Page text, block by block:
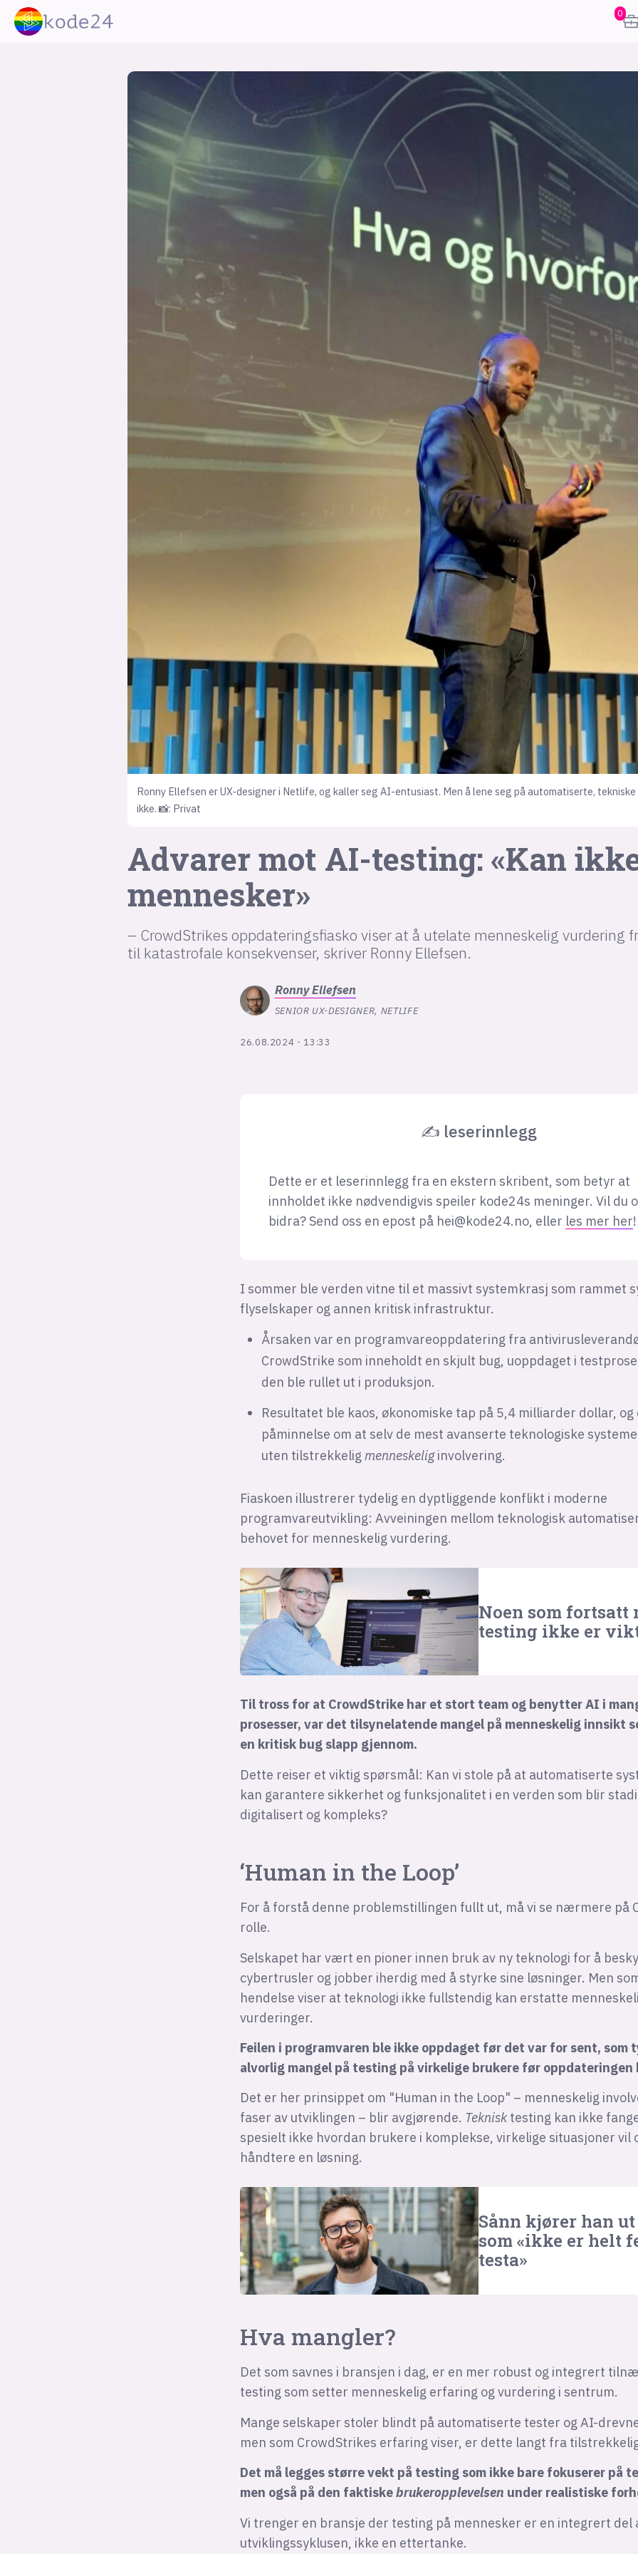
0
Ronny Ellefsen er UX-designer i Netlife, og kaller seg AI-entusiast. Men å lene seg på automatiserte,
ikke. 📸: Privat
Advarer mot AI-testing: «Kan
mennesker»
– CrowdStrikes oppdateringsfiasko viser at å utelate menneskelig vurdering
til katastrofale konsekvenser, skriver Ronny Ellefsen.
RonnyEllefsen
SENIOR UX-DESIGNER, NETLIFE
26.08.2024 - 13:33
✍ leserinnlegg
Dette er et leserinnlegg fra en ekstern skribent, som betyr at
innholdet ikke nødvendigvis speiler kode24s meninger. Vil du
bidra? Send oss en epost på hei@kode24.no, eller les mer her!
I sommer ble verden vitne til et massivt systemkrasj som rammet
flyselskaper og annen kritisk infrastruktur.
Årsaken var en programvareoppdatering fra
CrowdStrike som inneholdt en skjult bug, uoppdaget i
den ble rullet ut i produksjon.
Resultatet ble kaos, økonomiske tap på 5,4 milliarder dollar, og
påminnelse om at selv de mest avanserte teknologiske
uten tilstrekkeligmenneskeliginvolvering.
Fiaskoen illustrerer tydelig en dyptliggende konflikt i moderne
programvareutvikling: Avveiningen mellom teknologisk
behovet for menneskelig vurdering.
Noen som fortsatt
testing ikke er
Til tross for at CrowdStrike har et stort team og benytter AI i
prosesser, var det tilsynelatende mangel på menneskelig innsikt
en kritisk bug slapp gjennom.
Dette reiser et viktig spørsmål: Kan vi stole på at automatiserte
kan garantere sikkerhet og funksjonalitet i en verden som blir
digitalisert og kompleks?
‘Human in the Loop’
For å forstå denne problemstillingen fullt ut, må vi se nærmere på
rolle.
Selskapet har vært en pioner innen bruk av ny teknologi for å
cybertrusler og jobber iherdig med å styrke sine løsninger. Men
hendelse viser at teknologi ikke fullstendig kan erstatte
vurderinger.
Feilen i programvaren ble ikke oppdaget før det var for sent, som
alvorlig mangel på testing på virkelige brukere før
Det er her prinsippet om "Human in the Loop" – menneskelig
faser av utviklingen – blir avgjørende. Teknisktesting kan ikke
spesielt ikke hvordan brukere i komplekse, virkelige situasjoner vil
håndtere en løsning.
Sånn kjører han
som «ikke er helt
testa»
Hva mangler?
Det som savnes i bransjen i dag, er en mer robust og integrert
testing som setter menneskelig erfaring og vurdering i sentrum.
Mange selskaper stoler blindt på automatiserte tester og AI-
men som CrowdStrikes erfaring viser, er dette langt fra
Det må legges større vekt på testing som ikke bare fokuserer på
men også på den faktiskebrukeropplevelsen under realistiske
Vi trenger en bransje der testing på mennesker er en integrert del
utviklingssyklusen, ikke en ettertanke.
KI karriere
sikkerhet kontor frontend backend
IoT design tilgjengelighet ukas koder inn/ut